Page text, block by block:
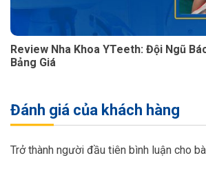
Review Nha Khoa YTeeth: Đội Ngũ
Bảng Giá
Đánh giá của khách hàng
Trở thành người đầu tiên bình luận cho